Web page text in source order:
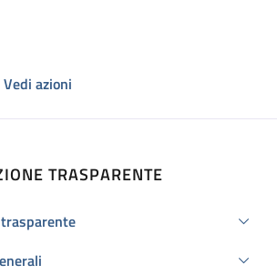
Vedi azioni
TRASPARENTE